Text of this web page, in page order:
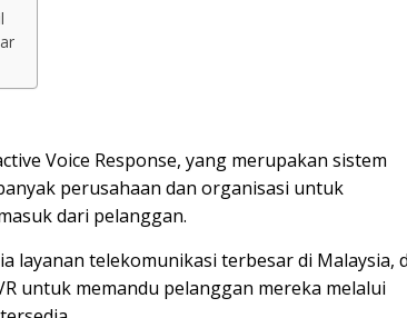
Voice Response, yang merupakan sistem
perusahaan dan organisasi untuk
dari pelanggan.
layanan telekomunikasi terbesar di Malaysia,
untuk memandu pelanggan mereka melalui